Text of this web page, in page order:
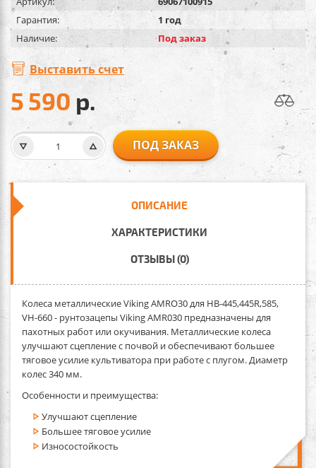
Гарантия:
1 год
Наличие:
Под заказ
Выставить счет
5 590 р.
ПОД ЗАКАЗ
ОПИСАНИЕ
ХАРАКТЕРИСТИКИ
ОТЗЫВЫ (0)
Колеса металлические Viking AMRO30 для HB-445,445R,585,
VH-660- рунтозацепы Viking AMR030 предназначены для
пахотных работ или окучивания. Металлические колеса
улучшают сцепление с почвой и обеспечивают большее
тяговое усилие культиватора при работе с плугом. Диаметр
колес 340 мм.
Особенности и преимущества:
Улучшают сцепление
Большее тяговое усилие
Износостойкость